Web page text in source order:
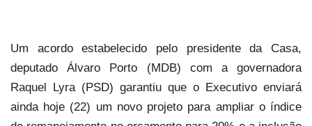
Um acordo estabelecido pelo presidente da Casa,
deputado Álvaro Porto (MDB) com a governadora
Raquel Lyra (PSD) garantiu que o Executivo enviará
ainda hoje (22) um novo projeto para ampliar o índice